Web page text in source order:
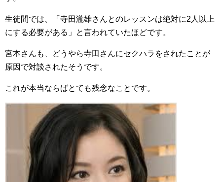
生徒間では、「 寺田瀧雄さんとのレッスンは絶対に2人以上
にする必要がある」と言われていたほどです。
宮本さんも、どうやら寺田さんにセクハラをされたことが
原因で対談されたそうです。
これが本当ならばとても残念なことです。